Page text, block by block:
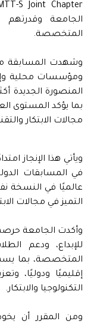
الجامعة وقدرتهم
المتخصصة.
ومؤسسات محلية
بما يؤكد المستوى
مجالات الابتكار
ويأتي هذا الإنجاز
في المسابقات
عالميًا في النسخة
التميز في مجالات
وأكدت الجامعة
للإبداع، ودعم
المتخصصة، بما
إقليميًا ودوليًا،
التكنولوجيا والابتكار.
ومن المقرر أن